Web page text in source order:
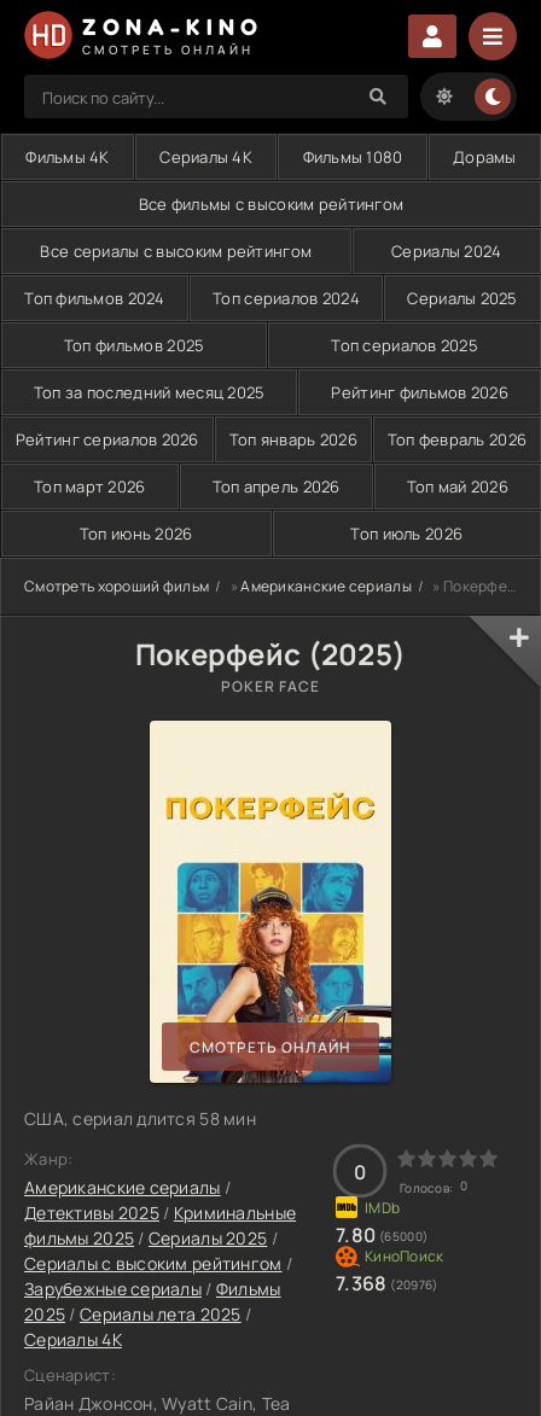
ZONA-KINO
СМОТРЕТЬ ОНЛАЙН
Фильмы 4K Сериалы 4K Фильмы 1080 Дорамы
Все фильмы с высоким рейтингом
Все сериалы с высоким рейтингом Сериалы 2024
Топ фильмов 2024 Топ сериалов 2024 Сериалы 2025
Топ фильмов 2025 Топ сериалов 2025
Топ за последний месяц 2025 Рейтинг фильмов 2026
Рейтинг сериалов 2026 Топ январь 2026 Топ февраль 2026
Топ март 2026 Топ апрель 2026 Топ май 2026
Топ июнь 2026 Топ июль 2026
Смотреть хороший фильм »Американские сериалы » Покерфейс (2025)
Покерфейс (2025)
POKER FACE
СМОТРЕТЬ ОНЛАЙН
США, сериал длится 58 мин
Жанр:
Американские сериалы /
Детективы 2025/ Криминальные
фильмы 2025 / Сериалы 2025 /
Сериалы с высоким рейтингом /
Зарубежные сериалы / Фильмы
2025 / Сериалы лета 2025 /
Сериалы 4K
Сценарист:
Райан Джонсон, Wyatt Cain, Теа
0
Голосов: 0
7.80 (65000)
7.368 (20976)